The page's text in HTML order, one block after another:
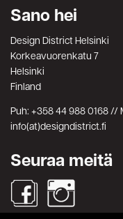
Sano hei
Design District Helsinki
Korkeavuorenkatu 7
Helsinki
Finland
Puh: +358 44 988 0168 //
info(at)designdistrict.fi
Seuraa meitä